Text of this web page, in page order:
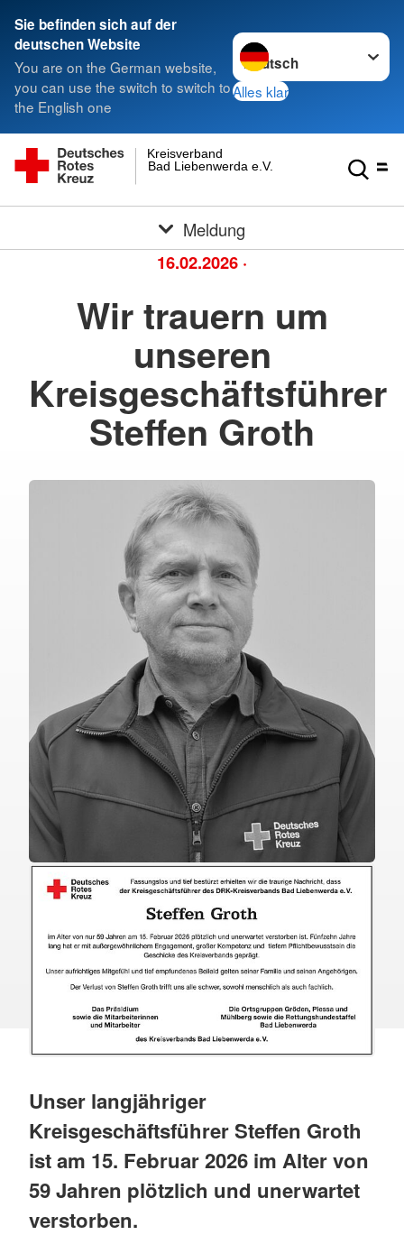
Sie befinden sich auf der
deutschen Website
You are on the German website,
you can use the switch to switch to
the English one
Sprache wechseln zu
Alles klar
Bad Liebenwerda e.V.
Kreisverband
Meldung
16.02.2026 ·
Wir trauern um
unseren
Kreisgeschäftsführer
Steffen Groth
Unser langjähriger
Kreisgeschäftsführer Steffen Groth
ist am 15. Februar 2026 im Alter von
59 Jahren plötzlich und unerwartet
verstorben.